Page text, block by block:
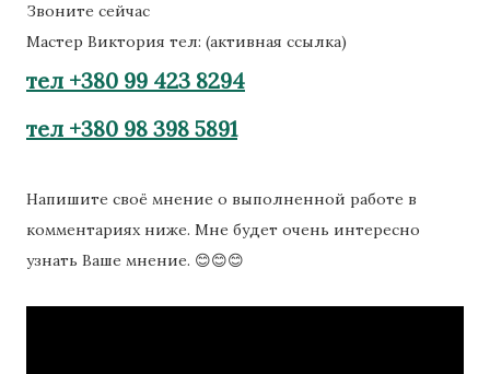
Звоните сейчас
Мастер Виктория тел: (активная ссылка)
тел +380 99 423 8294
тел +380 98 398 5891
Напишите своё мнение о выполненной работе в
комментариях ниже. Мне будет очень интересно
узнать Ваше мнение. 😊😊😊